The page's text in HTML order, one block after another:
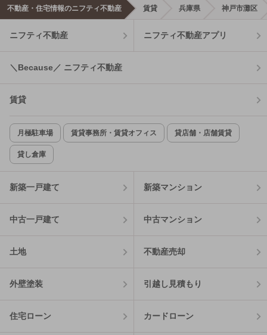
不動産・住宅情報のニフティ不動産 賃貸 兵庫県 神戸市灘区
ニフティ不動産 ニフティ不動産アプリ
＼Because／ ニフティ不動産
賃貸
月極駐車場 賃貸事務所・賃貸オフィス 貸店舗・店舗賃貸
貸し倉庫
新築一戸建て 新築マンション
中古一戸建て 中古マンション
土地 不動産売却
外壁塗装 引越し見積もり
住宅ローン カードローン